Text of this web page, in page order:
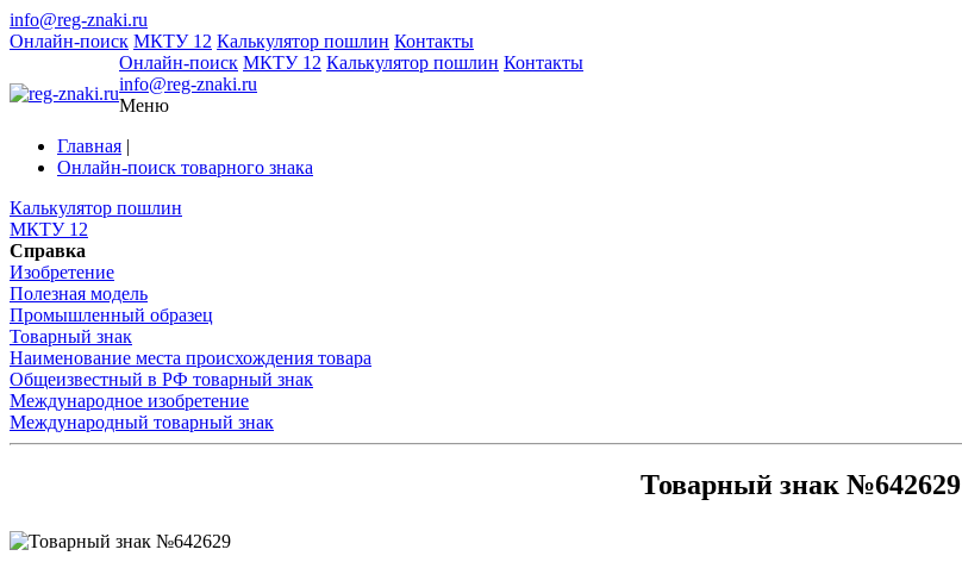
info@reg-znaki.ru
Онлайн-поиск МКТУ 12 Калькулятор пошлин Контакты
Онлайн-поиск МКТУ 12 Калькулятор пошлин Контакты
info@reg-znaki.ru
Меню
Главная |
Онлайн-поиск товарного знака
Калькулятор пошлин
МКТУ 12
Справка
Изобретение
Полезная модель
Промышленный образец
Товарный знак
Наименование места происхождения товара
Общеизвестный в РФ товарный знак
Международное изобретение
Международный товарный знак
Товарный знак №642629